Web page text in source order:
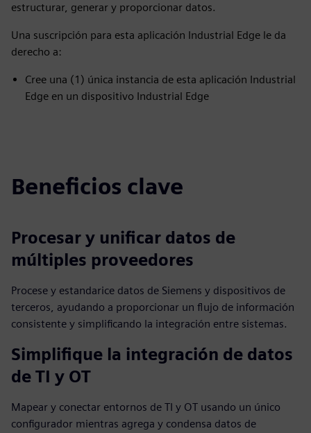
estructurar, generar y proporcionar datos.
Una suscripción para esta aplicación Industrial Edge le da
derecho a:
Cree una (1) única instancia de esta aplicación Industrial
Edge en un dispositivo Industrial Edge
Beneficios clave
Procesar y unificar datos de
múltiples proveedores
Procese y estandarice datos de Siemens y dispositivos de
terceros, ayudando a proporcionar un flujo de información
consistente y simplificando la integración entre sistemas.
Simplifique la integración de datos
de TI y OT
Mapear y conectar entornos de TI y OT usando un único
configurador mientras agrega y condensa datos de